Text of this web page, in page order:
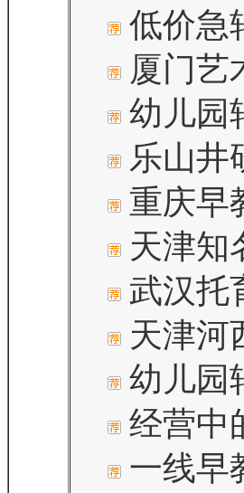
低价急
厦门艺
幼儿园
乐山井
重庆早
天津知
武汉托
天津河
幼儿园
经营中
一线早